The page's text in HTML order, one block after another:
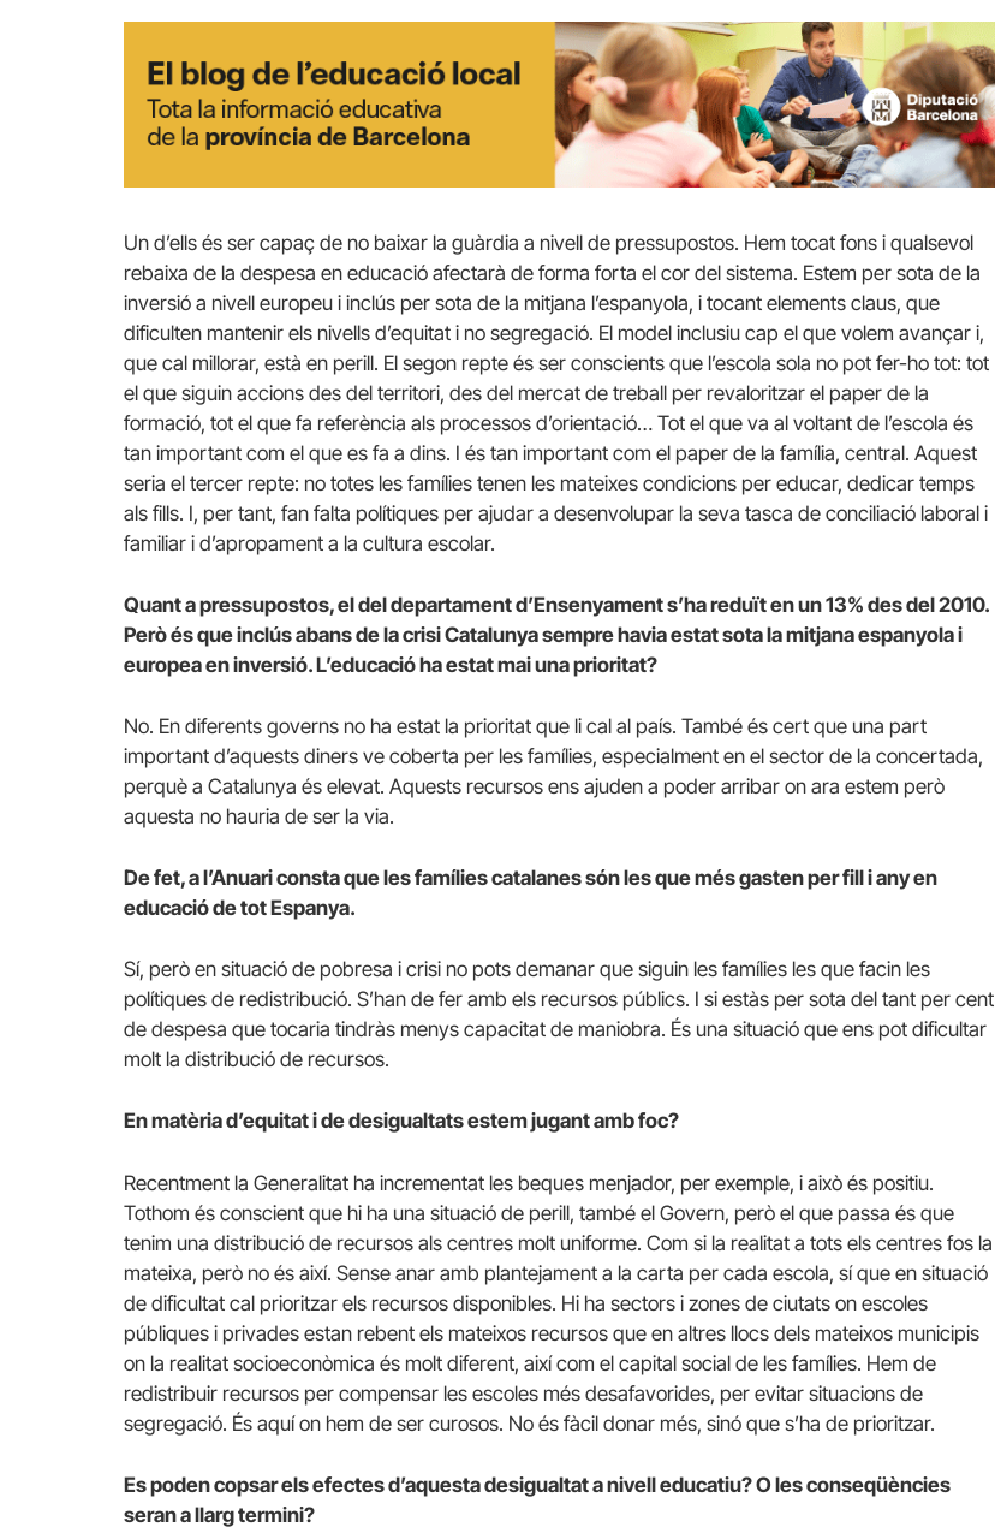
Un d’ells és ser capaç de no baixar la guàrdia a nivell de pressupostos. Hem tocat fons i qualsevol
rebaixa de la despesa en educació afectarà de forma forta el cor del sistema. Estem per sota de la
inversió a nivell europeu i inclús per sota de la mitjana l’espanyola, i tocant elements claus, que
dificulten mantenir els nivells d’equitat i no segregació. El model inclusiu cap el que volem avançar i,
que cal millorar, està en perill. El segon repte és ser conscients que l’escola sola no pot fer-ho tot: tot
el que siguin accions des del territori, des del mercat de treball per revaloritzar el paper de la
formació, tot el que fa referència als processos d’orientació… Tot el que va al voltant de l’escola és
tan important com el que es fa a dins. I és tan important com el paper de la família, central. Aquest
seria el tercer repte: no totes les famílies tenen les mateixes condicions per educar, dedicar temps
als fills. I, per tant, fan falta polítiques per ajudar a desenvolupar la seva tasca de conciliació laboral i
familiar i d’apropament a la cultura escolar.
Quant a pressupostos, el del departament d’Ensenyament s’ha reduït en un 13% des del 2010.
Però és que inclús abans de la crisi Catalunya sempre havia estat sota la mitjana espanyola i
europea en inversió. L’educació ha estat mai una prioritat?
No. En diferents governs no ha estat la prioritat que li cal al país. També és cert que una part
important d’aquests diners ve coberta per les famílies, especialment en el sector de la concertada,
perquè a Catalunya és elevat. Aquests recursos ens ajuden a poder arribar on ara estem però
aquesta no hauria de ser la via.
De fet, a l’Anuari consta que les famílies catalanes són les que més gasten per fill i any en
educació de tot Espanya.
Sí, però en situació de pobresa i crisi no pots demanar que siguin les famílies les que facin les
polítiques de redistribució. S’han de fer amb els recursos públics. I si estàs per sota del tant per cent
de despesa que tocaria tindràs menys capacitat de maniobra. És una situació que ens pot dificultar
molt la distribució de recursos.
En matèria d’equitat i de desigualtats estem jugant amb foc?
Recentment la Generalitat ha incrementat les beques menjador, per exemple, i això és positiu.
Tothom és conscient que hi ha una situació de perill, també el Govern, però el que passa és que
tenim una distribució de recursos als centres molt uniforme. Com si la realitat a tots els centres fos la
mateixa, però no és així. Sense anar amb plantejament a la carta per cada escola, sí que en situació
de dificultat cal prioritzar els recursos disponibles. Hi ha sectors i zones de ciutats on escoles
públiques i privades estan rebent els mateixos recursos que en altres llocs dels mateixos municipis
on la realitat socioeconòmica és molt diferent, així com el capital social de les famílies. Hem de
redistribuir recursos per compensar les escoles més desafavorides, per evitar situacions de
segregació. És aquí on hem de ser curosos. No és fàcil donar més, sinó que s’ha de prioritzar.
Es poden copsar els efectes d’aquesta desigualtat a nivell educatiu? O les conseqüències
seran a llarg termini?